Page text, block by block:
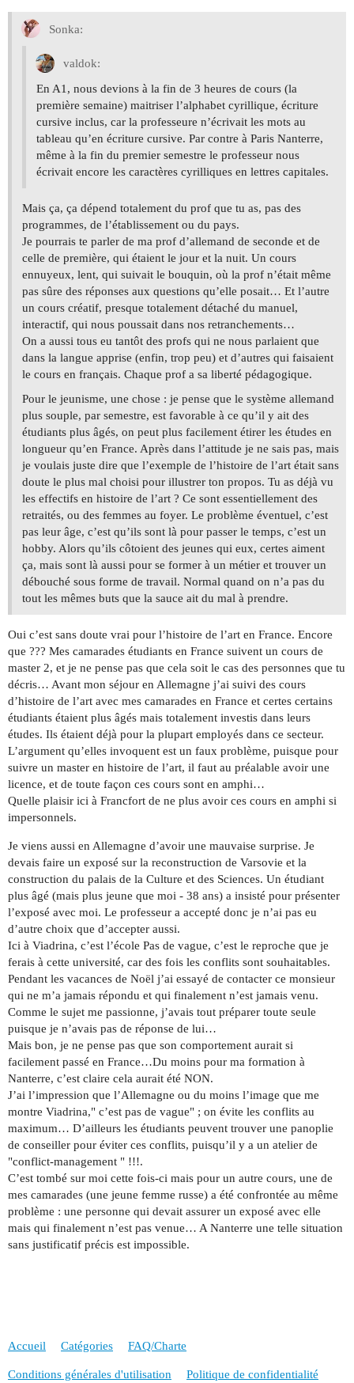
Sonka:
valdok:
En A1, nous devions à la fin de 3 heures de cours (la
première semaine) maitriser l’alphabet cyrillique, écriture
cursive inclus, car la professeure n’écrivait les mots au
tableau qu’en écriture cursive. Par contre à Paris Nanterre,
même à la fin du premier semestre le professeur nous
écrivait encore les caractères cyrilliques en lettres capitales.
Mais ça, ça dépend totalement du prof que tu as, pas des
programmes, de l’établissement ou du pays.
Je pourrais te parler de ma prof d’allemand de seconde et de
celle de première, qui étaient le jour et la nuit. Un cours
ennuyeux, lent, qui suivait le bouquin, où la prof n’était même
pas sûre des réponses aux questions qu’elle posait… Et l’autre
un cours créatif, presque totalement détaché du manuel,
interactif, qui nous poussait dans nos retranchements…
On a aussi tous eu tantôt des profs qui ne nous parlaient que
dans la langue apprise (enfin, trop peu) et d’autres qui faisaient
le cours en français. Chaque prof a sa liberté pédagogique.
Pour le jeunisme, une chose : je pense que le système allemand
plus souple, par semestre, est favorable à ce qu’il y ait des
étudiants plus âgés, on peut plus facilement étirer les études en
longueur qu’en France. Après dans l’attitude je ne sais pas, mais
je voulais juste dire que l’exemple de l’histoire de l’art était sans
doute le plus mal choisi pour illustrer ton propos. Tu as déjà vu
les effectifs en histoire de l’art ? Ce sont essentiellement des
retraités, ou des femmes au foyer. Le problème éventuel, c’est
pas leur âge, c’est qu’ils sont là pour passer le temps, c’est un
hobby. Alors qu’ils côtoient des jeunes qui eux, certes aiment
ça, mais sont là aussi pour se former à un métier et trouver un
débouché sous forme de travail. Normal quand on n’a pas du
tout les mêmes buts que la sauce ait du mal à prendre.
Oui c’est sans doute vrai pour l’histoire de l’art en France. Encore
que ??? Mes camarades étudiants en France suivent un cours de
master 2, et je ne pense pas que cela soit le cas des personnes que tu
décris… Avant mon séjour en Allemagne j’ai suivi des cours
d’histoire de l’art avec mes camarades en France et certes certains
étudiants étaient plus âgés mais totalement investis dans leurs
études. Ils étaient déjà pour la plupart employés dans ce secteur.
L’argument qu’elles invoquent est un faux problème, puisque pour
suivre un master en histoire de l’art, il faut au préalable avoir une
licence, et de toute façon ces cours sont en amphi…
Quelle plaisir ici à Francfort de ne plus avoir ces cours en amphi si
impersonnels.
Je viens aussi en Allemagne d’avoir une mauvaise surprise. Je
devais faire un exposé sur la reconstruction de Varsovie et la
construction du palais de la Culture et des Sciences. Un étudiant
plus âgé (mais plus jeune que moi - 38 ans) a insisté pour présenter
l’exposé avec moi. Le professeur a accepté donc je n’ai pas eu
d’autre choix que d’accepter aussi.
Ici à Viadrina, c’est l’école Pas de vague, c’est le reproche que je
ferais à cette université, car des fois les conflits sont souhaitables.
Pendant les vacances de Noël j’ai essayé de contacter ce monsieur
qui ne m’a jamais répondu et qui finalement n’est jamais venu.
Comme le sujet me passionne, j’avais tout préparer toute seule
puisque je n’avais pas de réponse de lui…
Mais bon, je ne pense pas que son comportement aurait si
facilement passé en France…Du moins pour ma formation à
Nanterre, c’est claire cela aurait été NON.
J’ai l’impression que l’Allemagne ou du moins l’image que me
montre Viadrina," c’est pas de vague" ; on évite les conflits au
maximum… D’ailleurs les étudiants peuvent trouver une panoplie
de conseiller pour éviter ces conflits, puisqu’il y a un atelier de
"conflict-management " !!!.
C’est tombé sur moi cette fois-ci mais pour un autre cours, une de
mes camarades (une jeune femme russe) a été confrontée au même
problème : une personne qui devait assurer un exposé avec elle
mais qui finalement n’est pas venue… A Nanterre une telle situation
sans justificatif précis est impossible.
Accueil Catégories FAQ/Charte
Conditions générales d'utilisation Politique de confidentialité